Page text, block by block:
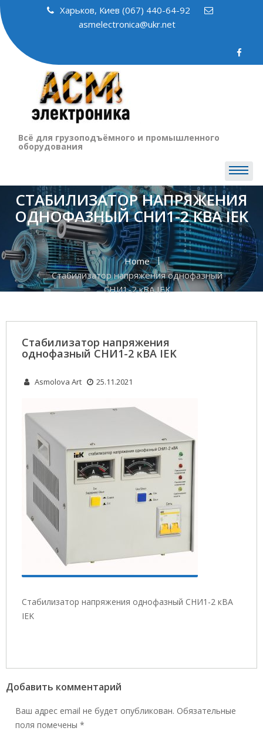
Skip
to
content
Харьков, Киев (067) 440-64-92
asmelectronica@ukr.net
Всё для грузоподъёмного и промышленного
оборудования
СТАБИЛИЗАТОР НАПРЯЖЕНИЯ
ОДНОФАЗНЫЙ СНИ1-2 КВА IEK
Home
Стабилизатор напряжения однофазный
СНИ1-2 кВА IEK
Стабилизатор напряжения
однофазный СНИ1-2 кВА IEK
Asmolova Art 25.11.2021
Стабилизатор напряжения однофазный СНИ1-2 кВА
IEK
Добавить комментарий
Ваш адрес email не будет опубликован. Обязательные
поля помечены *